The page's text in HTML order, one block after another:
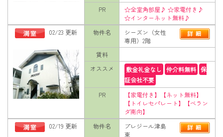
PR
☆全室角部屋♪ ☆家電付き♪
☆インターネット無料♪
02/23 更新
物件名
シーズン（女性
専用）2階
賃料
オススメ
敷金礼金なし 仲介料無料 保
証会社不要
PR
【家電付き】【ネット無料】
【トイレセパレート】【ベラン
ダ南向】
02/19 更新
物件名
プレジール津島
東